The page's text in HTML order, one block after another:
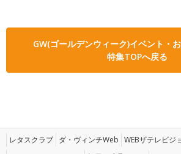
GW(ゴールデンウィーク)イベント・
特集TOPへ戻る
レタスクラブ ダ・ヴィンチWeb WEBザテレビジ